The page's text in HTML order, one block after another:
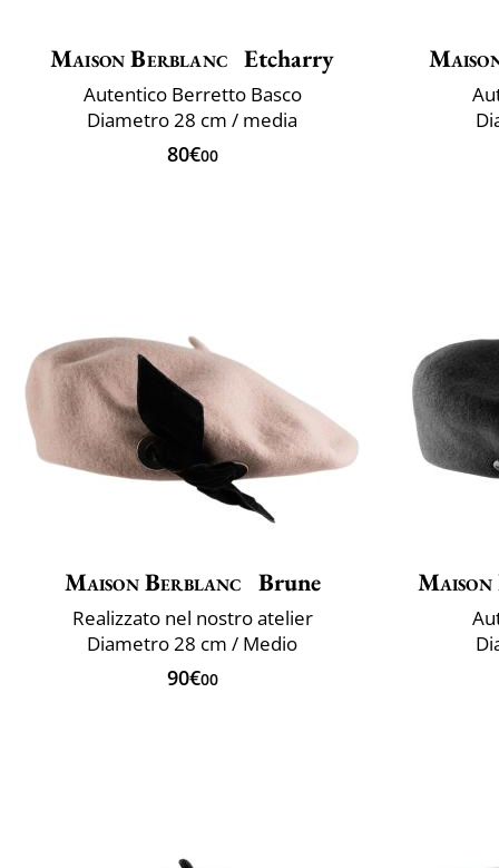
Maison Berblanc Etcharry
Autentico Berretto Basco
Diametro 28 cm / media
80€00
Maison Berblanc Brune
Realizzato nel nostro atelier
Diametro 28 cm / Medio
90€00